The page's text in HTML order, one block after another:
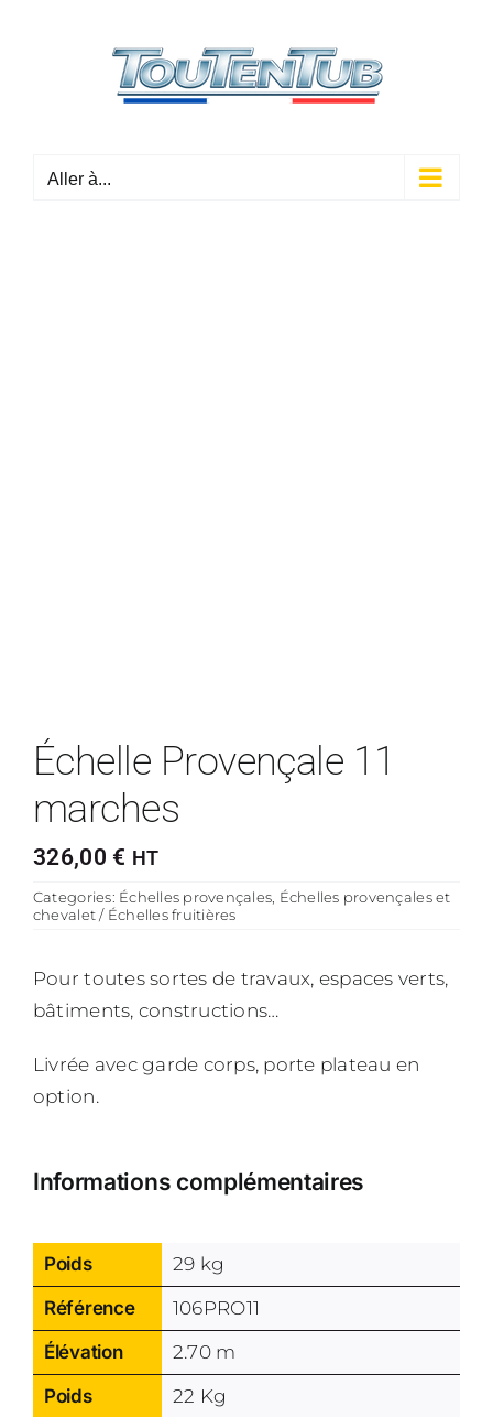
Aller à...
Échelle Provençale 11
marches
326,00 € HT
Categories: Échelles provençales Échelles provençales et
chevalet / Échelles fruitières
Pour toutes sortes de travaux, espaces verts,
bâtiments, constructions…
Livrée avec garde corps, porte plateau en
option.
Informations complémentaires
Poids
29 kg
Référence
106PRO11
Élévation
2.70 m
Poids
22 Kg